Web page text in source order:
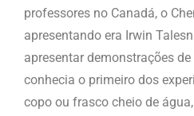
professores no Canadá, o
apresentando era Irwin
apresentar demonstrações
conhecia o primeiro dos
copo ou frasco cheio de